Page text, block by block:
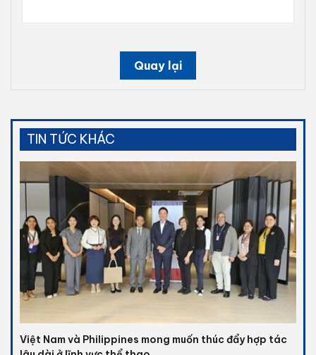
Quay lại
TIN TỨC KHÁC
Việt Nam và Philippines mong muốn thúc đẩy hợp tác